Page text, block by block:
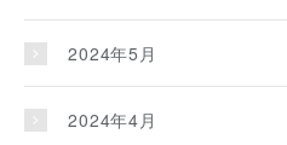
2024年5月
2024年4月